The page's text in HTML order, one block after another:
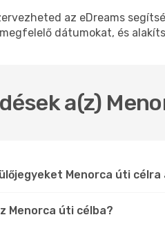
az eDreams
dátumokat, és
a(z)
Menorca úti célra
Menorca úti célba?